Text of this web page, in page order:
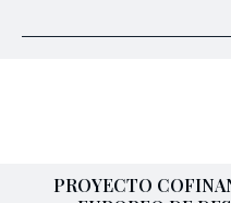
PROYECTO